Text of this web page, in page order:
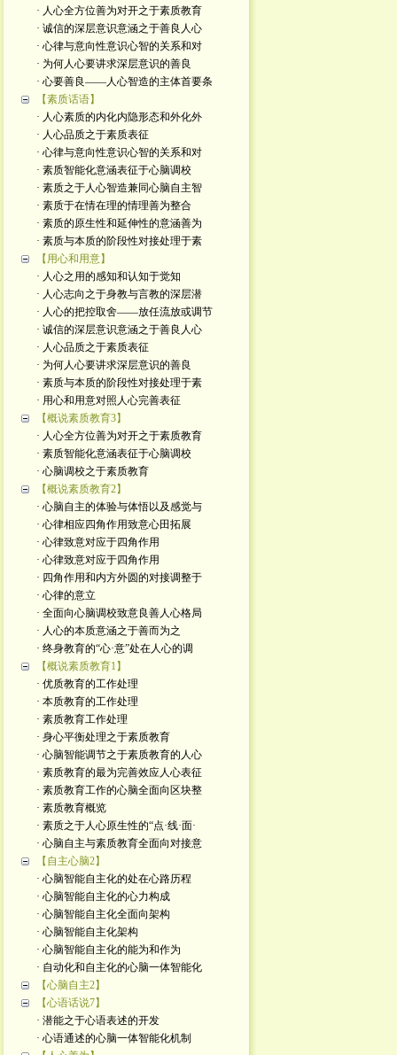
· 人心全方位善为对开之于素质教育
· 诚信的深层意识意涵之于善良人心
· 心律与意向性意识心智的关系和对
· 为何人心要讲求深层意识的善良
· 心要善良——人心智造的主体首要条
【素质话语】
· 人心素质的内化内隐形态和外化外
· 人心品质之于素质表征
· 心律与意向性意识心智的关系和对
· 素质智能化意涵表征于心脑调校
· 素质之于人心智造兼同心脑自主智
· 素质于在情在理的情理善为整合
· 素质的原生性和延伸性的意涵善为
· 素质与本质的阶段性对接处理于素
【用心和用意】
· 人心之用的感知和认知于觉知
· 人心志向之于身教与言教的深层潜
· 人心的把控取舍——放任流放或调节
· 诚信的深层意识意涵之于善良人心
· 人心品质之于素质表征
· 为何人心要讲求深层意识的善良
· 素质与本质的阶段性对接处理于素
· 用心和用意对照人心完善表征
【概说素质教育3】
· 人心全方位善为对开之于素质教育
· 素质智能化意涵表征于心脑调校
· 心脑调校之于素质教育
【概说素质教育2】
· 心脑自主的体验与体悟以及感觉与
· 心律相应四角作用致意心田拓展
· 心律致意对应于四角作用
· 心律致意对应于四角作用
· 四角作用和内方外圆的对接调整于
· 心律的意立
· 全面向心脑调校致意良善人心格局
· 人心的本质意涵之于善而为之
· 终身教育的“心·意”处在人心的调
【概说素质教育1】
· 优质教育的工作处理
· 本质教育的工作处理
· 素质教育工作处理
· 身心平衡处理之于素质教育
· 心脑智能调节之于素质教育的人心
· 素质教育的最为完善效应人心表征
· 素质教育工作的心脑全面向区块整
· 素质教育概览
· 素质之于人心原生性的“点·线·面·
· 心脑自主与素质教育全面向对接意
【自主心脑2】
· 心脑智能自主化的处在心路历程
· 心脑智能自主化的心力构成
· 心脑智能自主化全面向架构
· 心脑智能自主化架构
· 心脑智能自主化的能为和作为
· 自动化和自主化的心脑一体智能化
【心脑自主2】
【心语话说7】
· 潜能之于心语表述的开发
· 心语通述的心脑一体智能化机制